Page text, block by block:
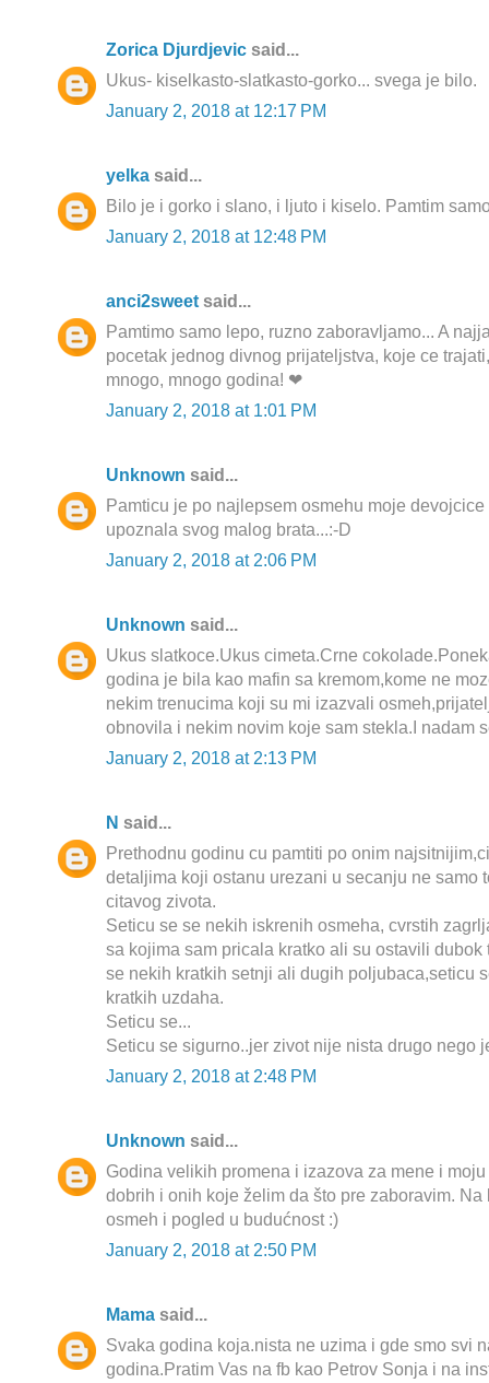
Zorica Djurdjevic said...
Ukus- kiselkasto-slatkasto-gorko... svega je bilo.
January 2, 2018 at 12:17 PM
yelka said...
Bilo je i gorko i slano, i ljuto i kiselo. Pamtim
January 2, 2018 at 12:48 PM
anci2sweetsaid...
Pamtimo samo lepo, ruzno zaboravljamo... A
pocetak jednog divnog prijateljstva, koje ce
mnogo, mnogo godina! ❤
January 2, 2018 at 1:01 PM
Unknown said...
Pamticu je po najlepsem osmehu moje
upoznala svog malog brata...:-D
January 2, 2018 at 2:06 PM
Unknown said...
Ukus slatkoce.Ukus cimeta.Crne
godina je bila kao mafin sa kremom,kome ne
nekim trenucima koji su mi izazvali
obnovila i nekim novim koje sam stekla.I nadam
January 2, 2018 at 2:13 PM
N said...
Prethodnu godinu cu pamtiti po onim
detaljima koji ostanu urezani u secanju ne samo
citavog zivota.
Seticu se se nekih iskrenih osmeha, cvrstih
sa kojima sam pricala kratko ali su ostavili dubok
se nekih kratkih setnji ali dugih poljubaca,seticu
kratkih uzdaha.
Seticu se...
Seticu se sigurno..jer zivot nije nista drugo nego
January 2, 2018 at 2:48 PM
Unknown said...
Godina velikih promena i izazova za mene i
dobrih i onih koje želim da što pre zaboravim.
osmeh i pogled u budućnost :)
January 2, 2018 at 2:50 PM
Mama said...
Svaka godina koja.nista ne uzima i gde smo svi
godina.Pratim Vas na fb kao Petrov Sonja i na